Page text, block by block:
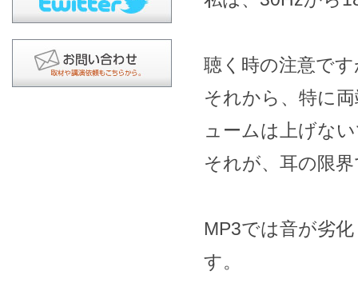
聴く時の注意で
それから、特に
ュームは上げな
それが、耳の限
MP3では音が劣
す。